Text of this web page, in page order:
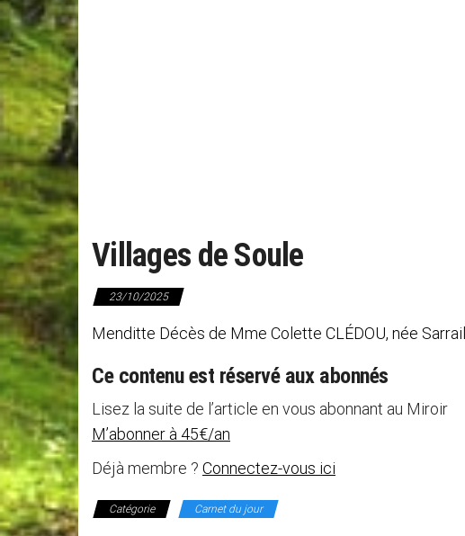
Villages de Soule
23/10/2025
Menditte Décès de Mme Colette CLÉDOU, née
Ce contenu est réservé aux abonnés
Lisez la suite de l’article en vous abonnant au Miroir
M’abonner à 45€/an
Déjà membre ? Connectez-vous ici
Catégorie Carnet du jour